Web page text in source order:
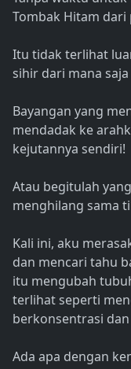
Tombak Hitam
Itu tidak terlihat
sihir dari mana
Bayangan yang
mendadak ke
kejutannya sendiri!
Atau begitulah
menghilang sama
Kali ini, aku
dan mencari tahu
itu mengubah
terlihat seperti
berkonsentrasi
Ada apa dengan